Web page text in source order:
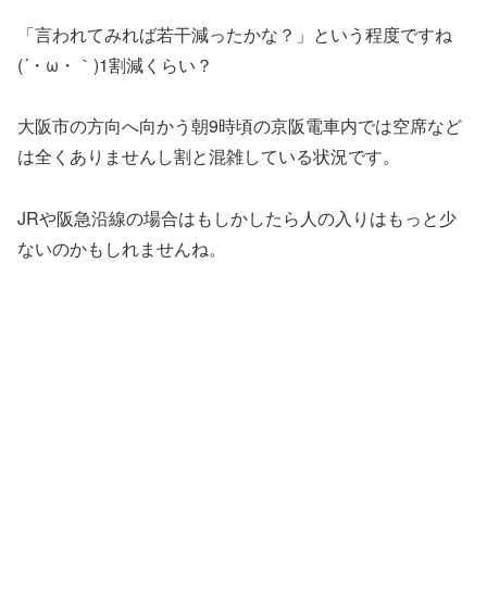
「言われてみれば若干減ったかな？」という程度ですね
(´・ω・｀)1割減くらい？
大阪市の方向へ向かう朝9時頃の京阪電車内では空席など
は全くありませんし割と混雑している状況です。
JRや阪急沿線の場合はもしかしたら人の入りはもっと少
ないのかもしれませんね。